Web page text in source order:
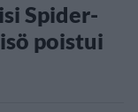
Spider-
poistui